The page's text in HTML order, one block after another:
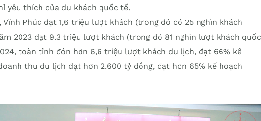
yêu thích của du khách quốc tế.
Vĩnh Phúc đạt 1,6 triệu lượt khách (trong đó có 25 nghìn khách
2023 đạt 9,3 triệu lượt khách (trong đó 81 nghìn lượt khách quốc
toàn tỉnh đón hơn 6,6 triệu lượt khách du lịch, đạt 66% kế
thu du lịch đạt hơn 2.600 tỷ đồng, đạt hơn 65% kế hoạch